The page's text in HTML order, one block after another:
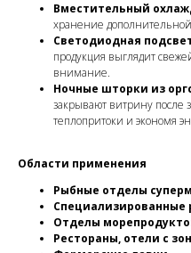
Вместительный
хранение
Светодиодная
продукция выглядит
внимание.
Ночные шторки из
закрывают витрину после
теплопритоки и экономя
Области применения
Рыбные отделы
Отделы
Рестораны, отели с